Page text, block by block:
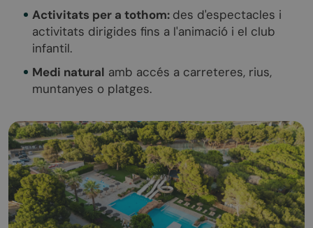
Activitats per a tothom: des d'espectacles i
activitats dirigides fins a l'animació i el club
infantil.
Medi natural amb accés a carreteres, rius,
muntanyes o platges.